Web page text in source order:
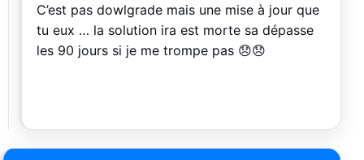
C’est pas dowlgrade mais une mise à jour que
tu eux … la solution ira est morte sa dépasse
les 90 jours si je me trompe pas 😞😞